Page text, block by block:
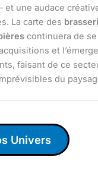
et une audace
La carte des
continuera de
et
faisant de ce
du
Univers